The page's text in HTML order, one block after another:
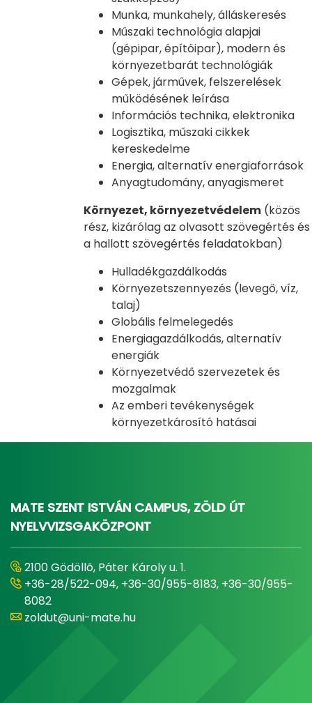
Munka, munkahely, álláskeresés
Műszaki technológia alapjai
(gépipar, építőipar), modern és
környezetbarát technológiák
Gépek, járművek, felszerelések
működésének leírása
Információs technika, elektronika
Logisztika, műszaki cikkek
kereskedelme
Energia, alternatív energiaforrások
Anyagtudomány, anyagismeret
Környezet, környezetvédelem(közös
rész, kizárólag az olvasott szövegértés és
a hallott szövegértés feladatokban)
Hulladékgazdálkodás
Környezetszennyezés (levegő, víz,
talaj)
Globális felmelegedés
Energiagazdálkodás, alternatív
energiák
Környezetvédő szervezetek és
mozgalmak
Az emberi tevékenységek
környezetkárosító hatásai
MATE SZENT ISTVÁN CAMPUS, ZÖLD ÚT
NYELVVIZSGAKÖZPONT
2100 Gödöllõ, Páter Károly u. 1.
+36-28/522-094, +36-30/955-8183, +36-30/955-
8082
zoldut@uni-mate.hu